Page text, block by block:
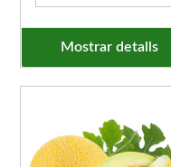
Mostrar detalls